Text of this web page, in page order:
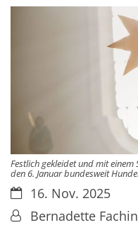
Festlich gekleidet und mit
den 6. Januar bundesweit
Datum:16. Nov. 2025
Von:Bernadette